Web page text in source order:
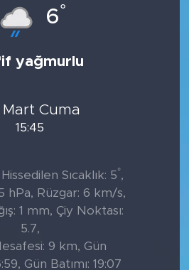
6°
yağmurlu
Cuma
15:45
Sıcaklık: 5°,
hPa, Rüzgar: 6 km/s,
1 mm, Çiy Noktası:
5.7,
9 km, Gün
Gün Batımı: 19:07